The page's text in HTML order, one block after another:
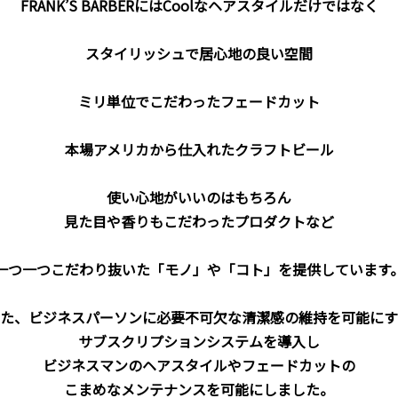
FRANK’S BARBERにはCoolなヘアスタイルだけではなく
スタイリッシュで居心地の良い空間
ミリ単位でこだわったフェードカット
本場アメリカから仕入れたクラフトビール
使い心地がいいのはもちろん
見た目や香りもこだわったプロダクトなど
つ一つこだわり抜いた「モノ」や「コト」を提供しています
、ビジネスパーソンに必要不可欠な清潔感の維持を可能に
サブスクリプションシステムを導入し
ビジネスマンのヘアスタイルやフェードカットの
こまめなメンテナンスを可能にしました。